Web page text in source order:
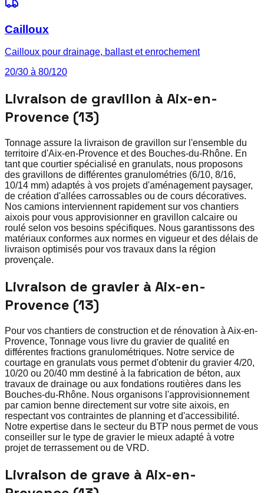
Cailloux
Cailloux pour drainage, ballast et enrochement
20/30 à 80/120
Livraison de gravillon à Aix-en-
Provence (13)
Tonnage assure la livraison de gravillon sur l'ensemble du
territoire d'Aix-en-Provence et des Bouches-du-Rhône. En
tant que courtier spécialisé en granulats, nous proposons
des gravillons de différentes granulométries (6/10, 8/16,
10/14 mm) adaptés à vos projets d'aménagement paysager,
de création d'allées carrossables ou de cours décoratives.
Nos camions interviennent rapidement sur vos chantiers
aixois pour vous approvisionner en gravillon calcaire ou
roulé selon vos besoins spécifiques. Nous garantissons des
matériaux conformes aux normes en vigueur et des délais de
livraison optimisés pour vos travaux dans la région
provençale.
Livraison de gravier à Aix-en-
Provence (13)
Pour vos chantiers de construction et de rénovation à Aix-en-
Provence, Tonnage vous livre du gravier de qualité en
différentes fractions granulométriques. Notre service de
courtage en granulats vous permet d'obtenir du gravier 4/20,
10/20 ou 20/40 mm destiné à la fabrication de béton, aux
travaux de drainage ou aux fondations routières dans les
Bouches-du-Rhône. Nous organisons l'approvisionnement
par camion benne directement sur votre site aixois, en
respectant vos contraintes de planning et d'accessibilité.
Notre expertise dans le secteur du BTP nous permet de vous
conseiller sur le type de gravier le mieux adapté à votre
projet de terrassement ou de VRD.
Livraison de grave à Aix-en-